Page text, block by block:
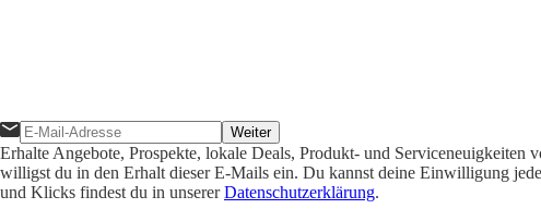
Weiter
Erhalte Angebote, Prospekte, lokale Deals, Produkt- und
willigst du in den Erhalt dieser E-Mails ein. Du kannst deine Einwilligung
und Klicks findest du in unsererDatenschutzerklärung.